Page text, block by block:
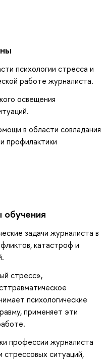
психологии стресса и
работе журналиста.
освещения
в области совладания
профилактики
задачи журналиста в
катастроф и
стресс»,
психологические
применяет эти
профессии журналиста
стрессовых ситуаций,